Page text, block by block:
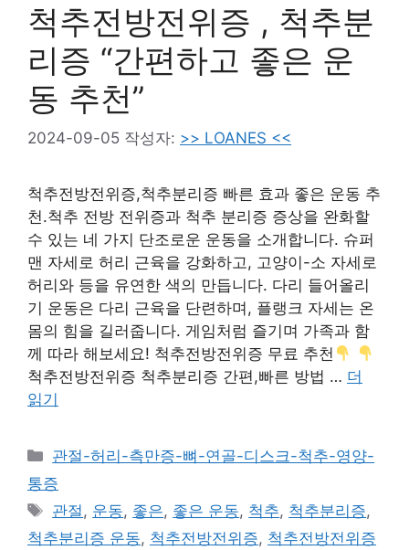
척추전방전위증 , 척추분
리증 “간편하고 좋은 운
동 추천”
2024-09-05 작성자: >> LOANES <<
척추전방전위증,척추분리증 빠른 효과 좋은 운동 추
천.척추 전방 전위증과 척추 분리증 증상을 완화할
수 있는 네 가지 단조로운 운동을 소개합니다. 슈퍼
맨 자세로 허리 근육을 강화하고, 고양이-소 자세로
허리와 등을 유연한 색의 만듭니다. 다리 들어올리
기 운동은 다리 근육을 단련하며, 플랭크 자세는 온
몸의 힘을 길러줍니다. 게임처럼 즐기며 가족과 함
께 따라 해보세요! 척추전방전위증 무료 추천
척추전방전위증 척추분리증 간편,빠른 방법 … 더
읽기
카
테
리
관절-허리-측만증-뼈-연골-디스크-척추-영양-
통증
태
그
관절 , 운동, 좋은, 좋은 운동, 척추, 척추분리증,
척추분리증 운동, 척추전방전위증, 척추전방전위증